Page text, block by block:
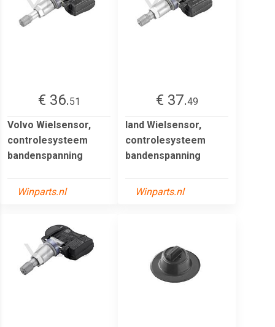
€ 36.51
Volvo Wielsensor,
controlesysteem
bandenspanning
Winparts.nl
€ 37.49
land Wielsensor,
controlesysteem
bandenspanning
Winparts.nl